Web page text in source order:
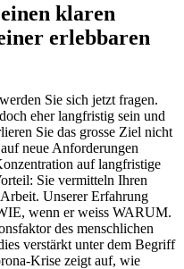
klaren
erlebbaren
Sie sich jetzt fragen.
eher langfristig sein und
Sie das grosse Ziel nicht
neue Anforderungen
auf langfristige
Sie vermitteln Ihren
Unserer Erfahrung
wenn er weiss WARUM.
des menschlichen
verstärkt unter dem Begriff
Krise zeigt auf, wie